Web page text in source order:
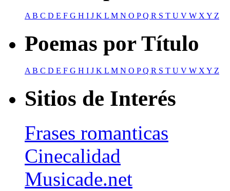
AB C D E F G H I J K L M N O PQ R S T U V W XY Z
Poemas por Título
A B C D E F G H I J K L M N O PQ R S T U V W X Y Z
Sitios de Interés
Frases romanticas
Cinecalidad
Musicade.net